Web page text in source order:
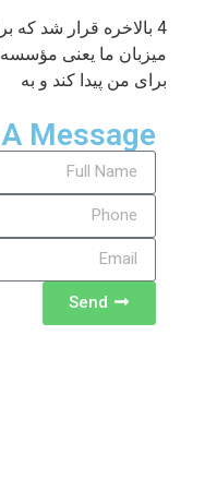
4 بالاخره قرار شد که
میزبان ما یعنی
برای من پیدا کند و به
Message
Send